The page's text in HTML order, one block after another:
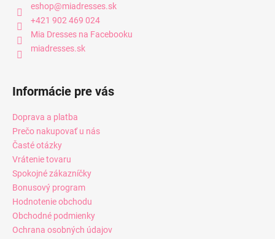
eshop@miadresses.sk
+421 902 469 024
Mia Dresses na Facebooku
miadresses.sk
Informácie pre vás
Doprava a platba
Prečo nakupovať u nás
Časté otázky
Vrátenie tovaru
Spokojné zákazníčky
Bonusový program
Hodnotenie obchodu
Obchodné podmienky
Ochrana osobných údajov